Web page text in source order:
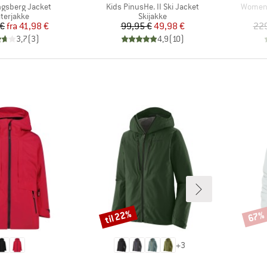
Jacket
Pris
Nedsat pris
fra 41,98 €
3,7(3)
Artikel
Kids PinusHe. II Ski Jacket
Produktgruppe
Skijakke
Pris
99,95 €Nedsat pris
49,98 €
4,9(10)
Artikel
+3
Rabat
til 22% Rabat
67%